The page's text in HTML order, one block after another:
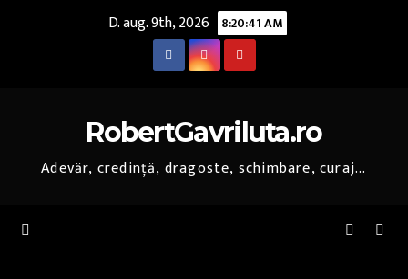
D. aug. 9th, 2026 8:20:42 AM
RobertGavriluta.ro
Adevăr, credință, dragoste, schimbare, curaj...